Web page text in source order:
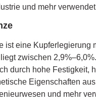
und mehr
ist eine Kupferlegierung
zwischen
durch hohe Festigkeit,
Eigenschaften
und mehr